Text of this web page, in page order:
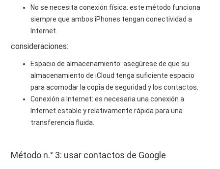
No se necesita conexión física: este método funciona
siempre que ambos iPhones tengan conectividad a
Internet.
consideraciones:
Espacio de almacenamiento: asegúrese de que su
almacenamiento de iCloud tenga suficiente espacio
para acomodar la copia de seguridad y los contactos.
Conexión a Internet: es necesaria una conexión a
Internet estable y relativamente rápida para una
transferencia fluida.
Método n.° 3: usar contactos de Google